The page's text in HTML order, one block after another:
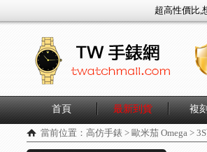
超高性價比,想要
首頁 最新到貨 複
當前位置： 高仿手錶 > 歐米茄 Omega >